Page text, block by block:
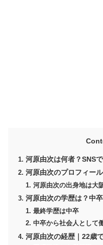
河原由次は何者？SNS
河原由次のプロフィー
河原由次の出身地は大
河原由次の学歴は？中
最終学歴は中卒
中卒から社会人として
河原由次の経歴｜22歳